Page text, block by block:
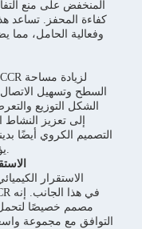
المنخفض على منع
كفاءة المحفز. تساعد
وفعالية الحامل، مما
السطح وتسهيل الاتصال
الشكل التوزيع
إلى تعزيز
التصميم الكروي أيضًا
يؤدي إلى تحسين انتقال الكتلة والأداء العام.
الاستقرار
مصمم خصيصًا لتحمل
التوافق مع مجموعة